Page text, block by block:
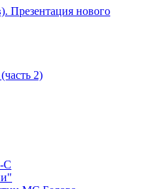
Презентация нового
2)
С